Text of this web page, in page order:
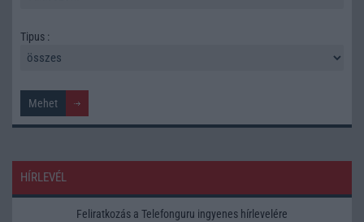
Tipus :
HÍRLEVÉL
Feliratkozás a Telefonguru ingyenes hírlevelére